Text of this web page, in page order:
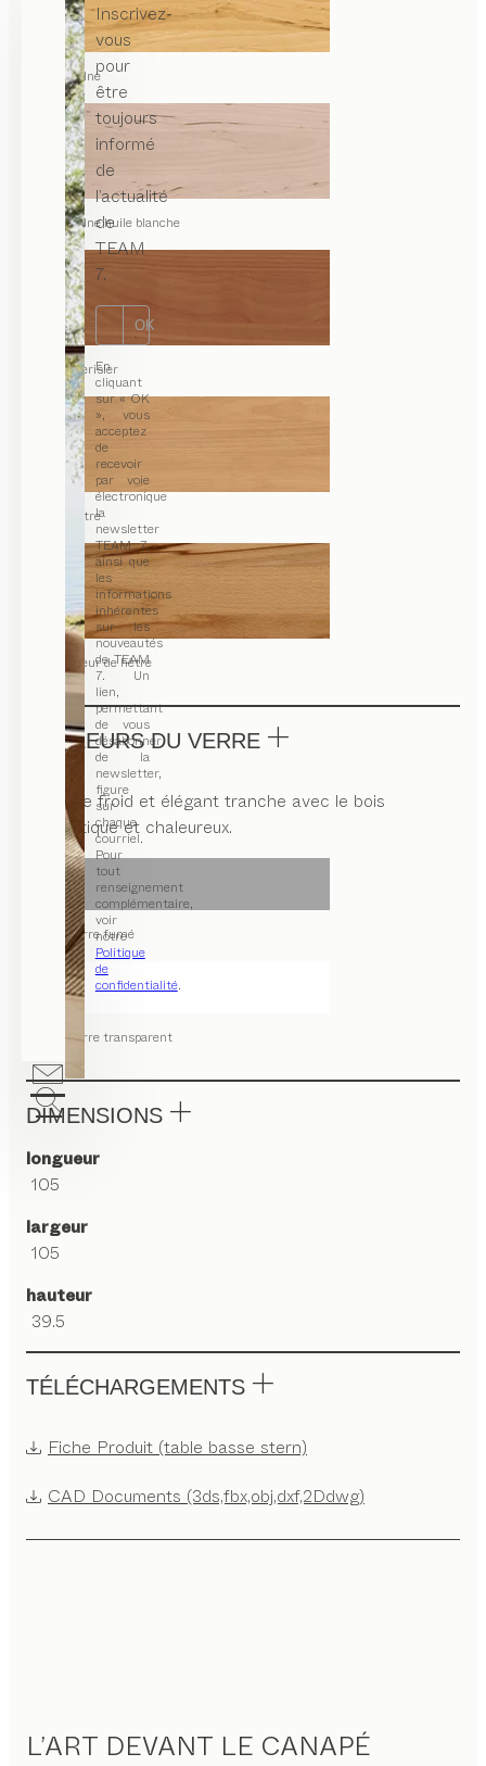
Inscrivez-
vous
pour
être
toujours
informé
de
l’actualité
de
TEAM
7.
OK
En
cliquant
sur « OK
», vous
acceptez
de
recevoir
par voie
électronique
la
newsletter
TEAM 7,
ainsi que
les
informations
inhérentes
sur les
nouveautés
de TEAM
7. Un
lien,
permettant
de vous
désabonner
de la
newsletter,
figure
sur
chaque
courriel.
Pour
tout
renseignement
complémentaire,
voir
notre
Politique
de
confidentialité.
aulne
aulne huile blanche
merisier
hêtre
cœur de hêtre
COULEURS DU VERRE
Le verre froid et élégant tranche avec le bois
authentique et chaleureux.
verre fumé
verre transparent
DIMENSIONS
longueur
105
largeur
105
hauteur
39.5
TÉLÉCHARGEMENTS
Fiche Produit (table basse stern)
CAD Documents (3ds,fbx,obj,dxf,2Ddwg)
L’ART DEVANT LE CANAPÉ